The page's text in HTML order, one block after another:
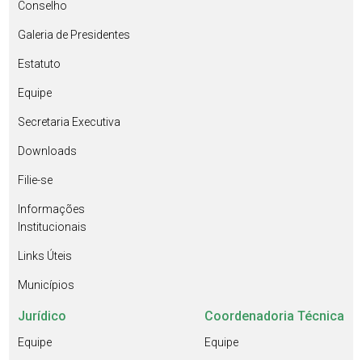
Conselho
Galeria de Presidentes
Estatuto
Equipe
Secretaria Executiva
Downloads
Filie-se
Informações
Institucionais
Links Úteis
Municípios
Jurídico
Equipe
Coordenadoria Técnica
Equipe